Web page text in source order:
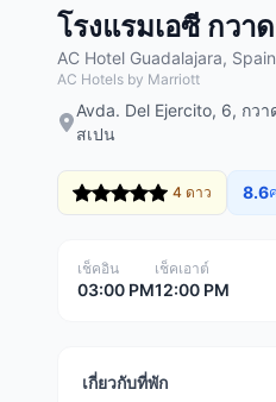
โรงแรมเอซี กวา
AC Hotel Guadalajara, Spain
AC Hotels by Marriott
Avda. Del Ejercito, 6, กว
สเปน
4 ดาว 8.6
เช็คอิน
03:00 PM
เช็คเอาต์
12:00 PM
เกี่ยวกับที่พัก